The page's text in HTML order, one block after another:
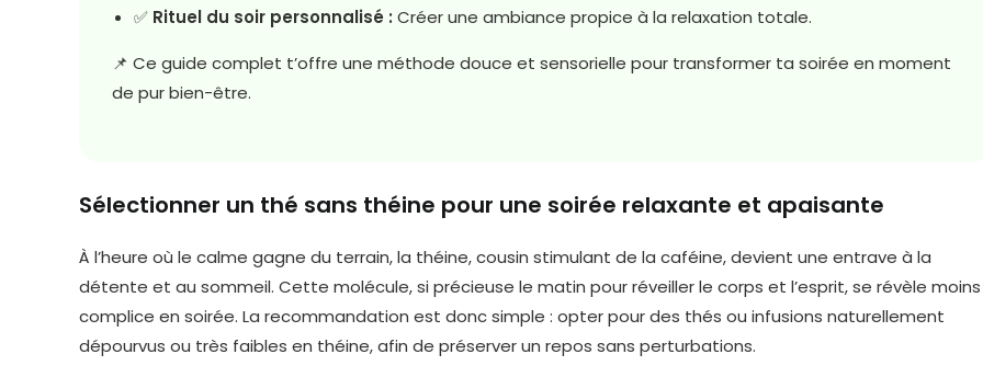
✅ Rituel du soir personnalisé : Créer une ambiance propice à la relaxation totale.
📌 Ce guide complet t’offre une méthode douce et sensorielle pour transformer ta soirée en moment
de pur bien-être.
Sélectionner un thé sans théine pour une soirée relaxante et apaisante
À l’heure où le calme gagne du terrain, la théine, cousin stimulant de la caféine, devient une entrave à la
détente et au sommeil. Cette molécule, si précieuse le matin pour réveiller le corps et l’esprit, se révèle moins
complice en soirée. La recommandation est donc simple : opter pour des thés ou infusions naturellement
dépourvus ou très faibles en théine, afin de préserver un repos sans perturbations.